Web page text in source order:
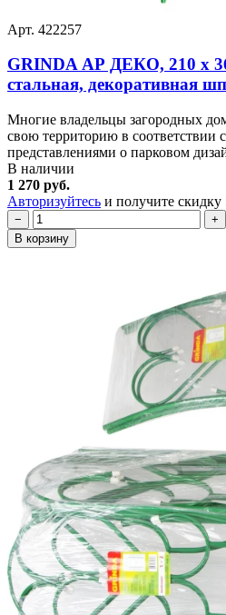
Арт. 422257
GRINDA АР ДЕКО, 210 х
стальная, декоративная
Многие владельцы загородных
свою территорию в соответствии
представлениями о парковом
В наличии
1 270 руб.
Авторизуйтесь и получите скидку
−
+
В корзину